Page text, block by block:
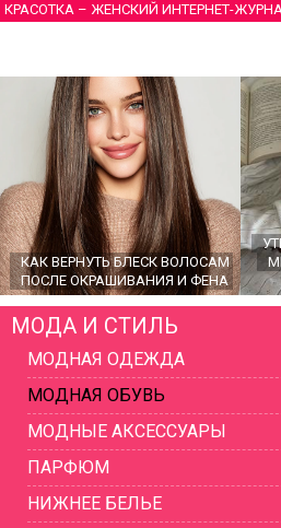
КРАСОТКА – ЖЕНСКИЙ ИНТЕРНЕТ-
КАК ВЕРНУТЬ БЛЕСК ВОЛОСАМ
ПОСЛЕ ОКРАШИВАНИЯ И ФЕНА
ГЛАВНЫЕ ТРЕНДЫ ВЕРХНЕЙ
ЖЕНСКОЙ ОДЕЖДЫ 2026
МОДА И СТИЛЬ
МОДНАЯ ОДЕЖДА
МОДНАЯ ОБУВЬ
МОДНЫЕ АКСЕССУАРЫ
ПАРФЮМ
НИЖНЕЕ БЕЛЬЕ